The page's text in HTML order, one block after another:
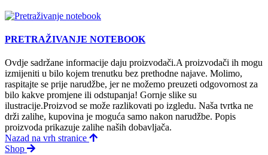
PRETRAŽIVANJE NOTEBOOK
Ovdje sadržane informacije daju proizvodači.A proizvodači ih mogu
izmijeniti u bilo kojem trenutku bez prethodne najave. Molimo,
raspitajte se prije narudžbe, jer ne možemo preuzeti odgovornost za
bilo kakve promjene ili odstupanja! Gornje slike su
ilustracije.Proizvod se može razlikovati po izgledu. Naša tvrtka ne
drži zalihe, kupovina je moguća samo nakon narudžbe. Popis
proizvoda prikazuje zalihe naših dobavljača.
Nazad na vrh stranice
Shop